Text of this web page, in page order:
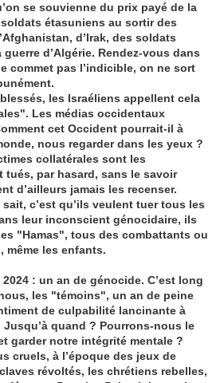
se souvienne du prix payé de la
soldats étasuniens au sortir des
d’Irak, des soldats
d’Algérie. Rendez-vous dans
commet pas l’indicible, on ne sort
les Israéliens appellent cela
Les médias occidentaux
cet Occident pourrait-il à
nous regarder dans les yeux ?
collatérales sont les
tués, par hasard, sans le savoir
d’ailleurs jamais les recenser.
c’est qu’ils veulent tuer tous les
leur inconscient génocidaire, ils
"Hamas", tous des combattants ou
même les enfants.
: un an de génocide. C’est long
les "témoins", un an de peine
de culpabilité lancinante à
quand ? Pourrons-nous le
garder notre intégrité mentale ?
cruels, à l’époque des jeux de
révoltés, les chrétiens rebelles,